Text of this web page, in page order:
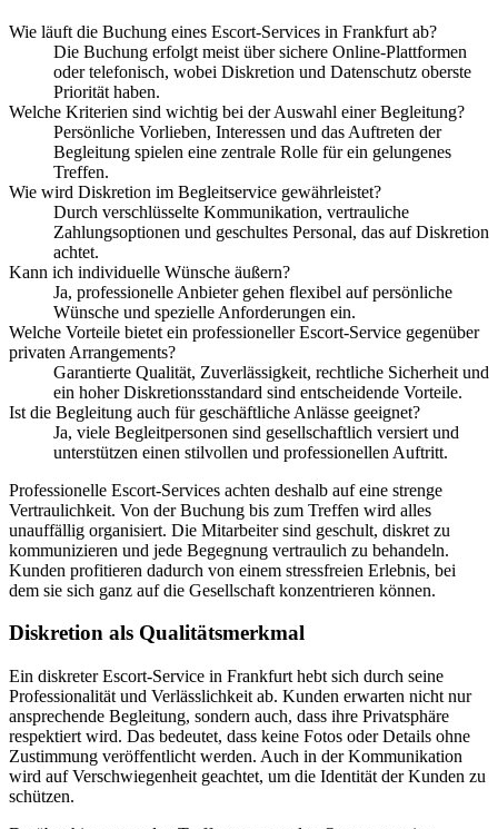
Wie läuft die Buchung eines Escort-Services in Frankfurt ab?
Die Buchung erfolgt meist über sichere Online-Plattformen
oder telefonisch, wobei Diskretion und Datenschutz oberste
Priorität haben.
Welche Kriterien sind wichtig bei der Auswahl einer Begleitung?
Persönliche Vorlieben, Interessen und das Auftreten der
Begleitung spielen eine zentrale Rolle für ein gelungenes
Treffen.
Wie wird Diskretion im Begleitservice gewährleistet?
Durch verschlüsselte Kommunikation, vertrauliche
Zahlungsoptionen und geschultes Personal, das auf Diskretion
achtet.
Kann ich individuelle Wünsche äußern?
Ja, professionelle Anbieter gehen flexibel auf persönliche
Wünsche und spezielle Anforderungen ein.
Welche Vorteile bietet ein professioneller Escort-Service gegenüber
privaten Arrangements?
Garantierte Qualität, Zuverlässigkeit, rechtliche Sicherheit und
ein hoher Diskretionsstandard sind entscheidende Vorteile.
Ist die Begleitung auch für geschäftliche Anlässe geeignet?
Ja, viele Begleitpersonen sind gesellschaftlich versiert und
unterstützen einen stilvollen und professionellen Auftritt.
Professionelle Escort-Services achten deshalb auf eine strenge
Vertraulichkeit. Von der Buchung bis zum Treffen wird alles
unauffällig organisiert. Die Mitarbeiter sind geschult, diskret zu
kommunizieren und jede Begegnung vertraulich zu behandeln.
Kunden profitieren dadurch von einem stressfreien Erlebnis, bei
dem sie sich ganz auf die Gesellschaft konzentrieren können.
Diskretion als Qualitätsmerkmal
Ein diskreter Escort-Service in Frankfurt hebt sich durch seine
Professionalität und Verlässlichkeit ab. Kunden erwarten nicht nur
ansprechende Begleitung, sondern auch, dass ihre Privatsphäre
respektiert wird. Das bedeutet, dass keine Fotos oder Details ohne
Zustimmung veröffentlicht werden. Auch in der Kommunikation
wird auf Verschwiegenheit geachtet, um die Identität der Kunden zu
schützen.